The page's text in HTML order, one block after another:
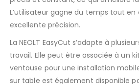
L’utilisateur gagne du temps tout
excellente précision.
La NEOLT EasyCut s’adapte à
travail. Elle peut être associée à un
ventouse pour une installation
sur table est également disponible